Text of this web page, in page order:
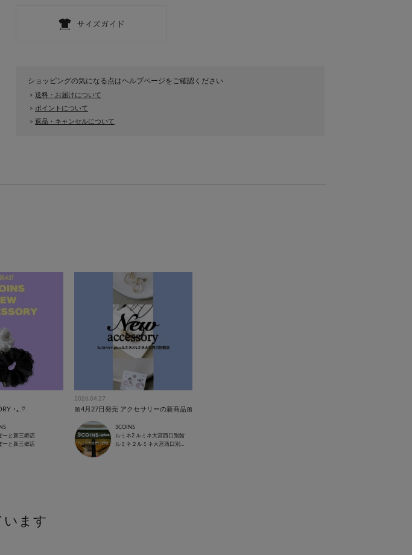
ショッピングの気になる点はヘルプページをご確認ください
> 送料・お届けについて
> ポイントについて
> 返品・キャンセルについて
･｡.♡
ーと新三郷店
ーと新三郷店
2026.04.27
🎀4月27日発売 アクセサリーの新商品🎀
3COINS
ルミネ2 ルミネ大宮西口別館
ルミネ２ルミネ大宮西口別館店
ます